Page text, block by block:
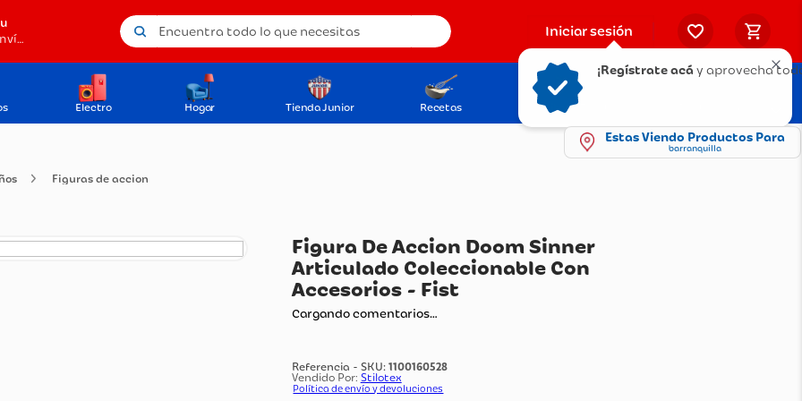
Método de envío
Encuentra todo lo que necesitas
Iniciar sesión
Electro Hogar Tienda Junior Recetas Solicita tu Tarjeta
¡Regístrate acá y aprovecha
Estas Viendo Productos Para
barranquilla
Figura De Accion Doom Sinner
Articulado Coleccionable Con
Accesorios - Fist